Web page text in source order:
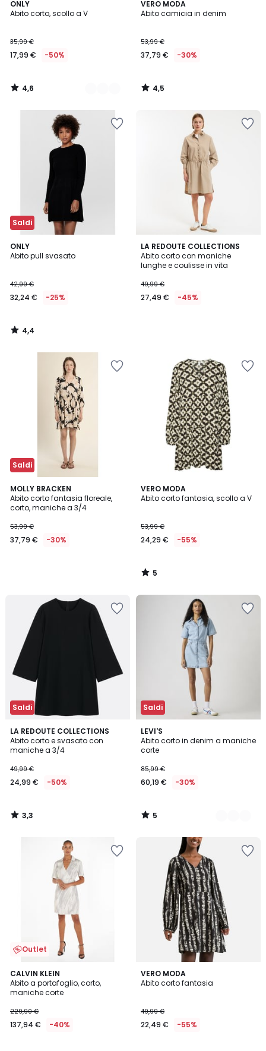
ONLY
Abito corto, scollo a V
35,99 €
17,99 € -50%
4,6
/ 5
2
Colori
4,6
/
VERO MODA
Abito camicia in denim
53,99 €
37,79 € -30%
4,5
/ 5
4,5
/
Saldi
ONLY
Abito pull svasato
42,99 €
32,24 € -25%
4,4
/ 5
4,4
/
LA REDOUTE COLLECTIONS
Abito corto con maniche
lunghe e coulisse in vita
49,99 €
27,49 € -45%
Saldi
MOLLY BRACKEN
Abito corto fantasia floreale,
corto, maniche a 3/4
53,99 €
37,79 € -30%
VERO MODA
Abito corto fantasia, scollo a V
53,99 €
24,29 € -55%
5
/
5
/
Saldi
LA REDOUTE COLLECTIONS
Abito corto e svasato con
maniche a 3/4
49,99 €
24,99 € -50%
3,3
/ 5
3,3
/
Saldi
LEVI'S
Abito corto in denim a maniche
corte
85,99 €
60,19 € -30%
5
/
5
2
Colori
5
/
Outlet
CALVIN KLEIN
Abito a portafoglio, corto,
maniche corte
229,90 €
137,94 € -40%
VERO MODA
Abito corto fantasia
49,99 €
22,49 € -55%
3,5
/ 5